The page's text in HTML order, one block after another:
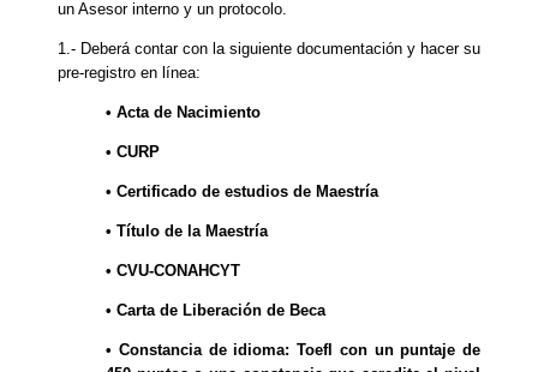
un Asesor interno y un protocolo.
1.- Deberá contar con la siguiente documentación y hacer su
pre-registro en línea:
• Acta de Nacimiento
• CURP
• Certificado de estudios de Maestría
• Título de la Maestría
• CVU-CONAHCYT
• Carta de Liberación de Beca
• Constancia de idioma: Toefl con un puntaje de